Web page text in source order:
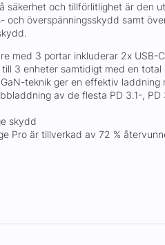
säkerhet och tillförlitlighet är den
och överspänningsskydd samt
med 3 portar inkluderar 2x USB-
3 enheter samtidigt med en total
teknik ger en effektiv laddning
av de flesta PD 3.1-,
skydd
Pro är tillverkad av 72 %